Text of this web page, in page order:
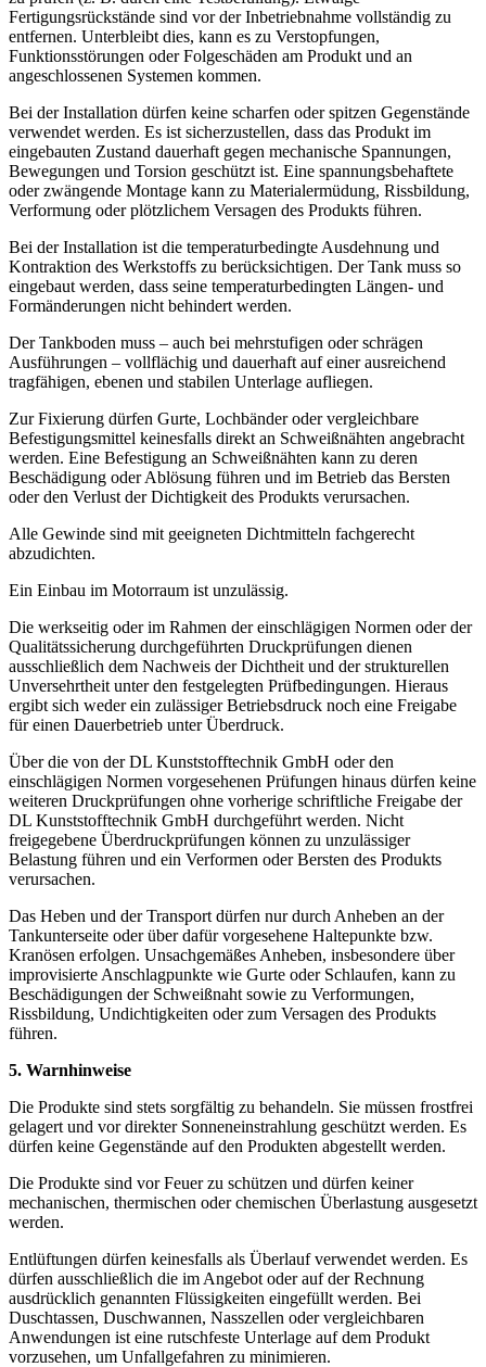
Fertigungsrückstände sind vor der Inbetriebnahme vollständig zu
entfernen. Unterbleibt dies, kann es zu Verstopfungen,
Funktionsstörungen oder Folgeschäden am Produkt und an
angeschlossenen Systemen kommen.
Bei der Installation dürfen keine scharfen oder spitzen Gegenstände
verwendet werden. Es ist sicherzustellen, dass das Produkt im
eingebauten Zustand dauerhaft gegen mechanische Spannungen,
Bewegungen und Torsion geschützt ist. Eine spannungsbehaftete
oder zwängende Montage kann zu Materialermüdung, Rissbildung,
Verformung oder plötzlichem Versagen des Produkts führen.
Bei der Installation ist die temperaturbedingte Ausdehnung und
Kontraktion des Werkstoffs zu berücksichtigen. Der Tank muss so
eingebaut werden, dass seine temperaturbedingten Längen- und
Formänderungen nicht behindert werden.
Der Tankboden muss – auch bei mehrstufigen oder schrägen
Ausführungen – vollflächig und dauerhaft auf einer ausreichend
tragfähigen, ebenen und stabilen Unterlage aufliegen.
Zur Fixierung dürfen Gurte, Lochbänder oder vergleichbare
Befestigungsmittel keinesfalls direkt an Schweißnähten angebracht
werden. Eine Befestigung an Schweißnähten kann zu deren
Beschädigung oder Ablösung führen und im Betrieb das Bersten
oder den Verlust der Dichtigkeit des Produkts verursachen.
Alle Gewinde sind mit geeigneten Dichtmitteln fachgerecht
abzudichten.
Ein Einbau im Motorraum ist unzulässig.
Die werkseitig oder im Rahmen der einschlägigen Normen oder der
Qualitätssicherung durchgeführten Druckprüfungen dienen
ausschließlich dem Nachweis der Dichtheit und der strukturellen
Unversehrtheit unter den festgelegten Prüfbedingungen. Hieraus
ergibt sich weder ein zulässiger Betriebsdruck noch eine Freigabe
für einen Dauerbetrieb unter Überdruck.
Über die von der DL Kunststofftechnik GmbH oder den
einschlägigen Normen vorgesehenen Prüfungen hinaus dürfen keine
weiteren Druckprüfungen ohne vorherige schriftliche Freigabe der
DL Kunststofftechnik GmbH durchgeführt werden. Nicht
freigegebene Überdruckprüfungen können zu unzulässiger
Belastung führen und ein Verformen oder Bersten des Produkts
verursachen.
Das Heben und der Transport dürfen nur durch Anheben an der
Tankunterseite oder über dafür vorgesehene Haltepunkte bzw.
Kranösen erfolgen. Unsachgemäßes Anheben, insbesondere über
improvisierte Anschlagpunkte wie Gurte oder Schlaufen, kann zu
Beschädigungen der Schweißnaht sowie zu Verformungen,
Rissbildung, Undichtigkeiten oder zum Versagen des Produkts
führen.
5. Warnhinweise
Die Produkte sind stets sorgfältig zu behandeln. Sie müssen frostfrei
gelagert und vor direkter Sonneneinstrahlung geschützt werden. Es
dürfen keine Gegenstände auf den Produkten abgestellt werden.
Die Produkte sind vor Feuer zu schützen und dürfen keiner
mechanischen, thermischen oder chemischen Überlastung ausgesetzt
werden.
Entlüftungen dürfen keinesfalls als Überlauf verwendet werden. Es
dürfen ausschließlich die im Angebot oder auf der Rechnung
ausdrücklich genannten Flüssigkeiten eingefüllt werden. Bei
Duschtassen, Duschwannen, Nasszellen oder vergleichbaren
Anwendungen ist eine rutschfeste Unterlage auf dem Produkt
vorzusehen, um Unfallgefahren zu minimieren.